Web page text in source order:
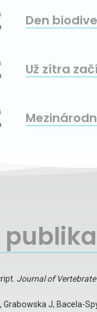
Den
Už zítra
Journal of
J, Bacela-